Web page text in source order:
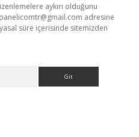
aykırı olduğunu
adresine
süre içerisinde sitemizden